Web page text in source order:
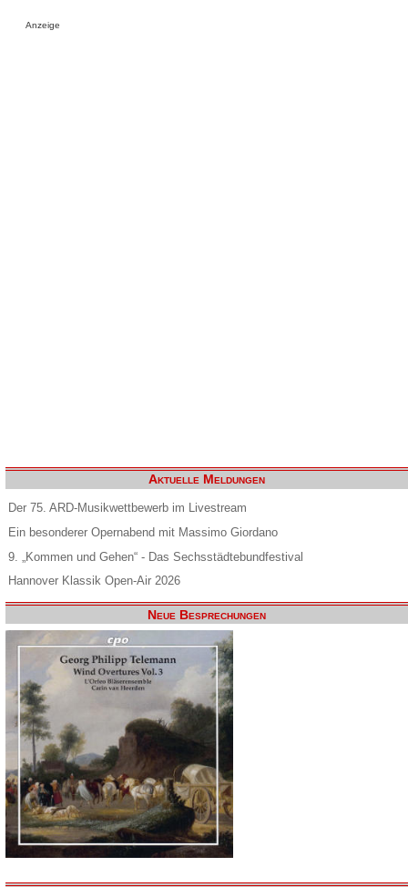
Anzeige
Aktuelle Meldungen
Der 75. ARD-Musikwettbewerb im Livestream
Ein besonderer Opernabend mit Massimo Giordano
9. „Kommen und Gehen“ - Das Sechsstädtebundfestival
Hannover Klassik Open-Air 2026
Neue Besprechungen